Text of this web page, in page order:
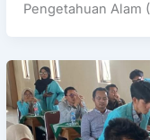
Pengetahuan Alam